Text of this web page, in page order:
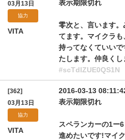
03月13日
協力
VITA
表示期限切れ
零次と、言います
てます。マイクラも
持ってなくていい
たします。仲良くし
#scTdIZUE0QS1N
[362]
03月13日
協力
VITA
2016-03-13
表示期限切れ
スペランカーの1ー
進めたいです!マイ